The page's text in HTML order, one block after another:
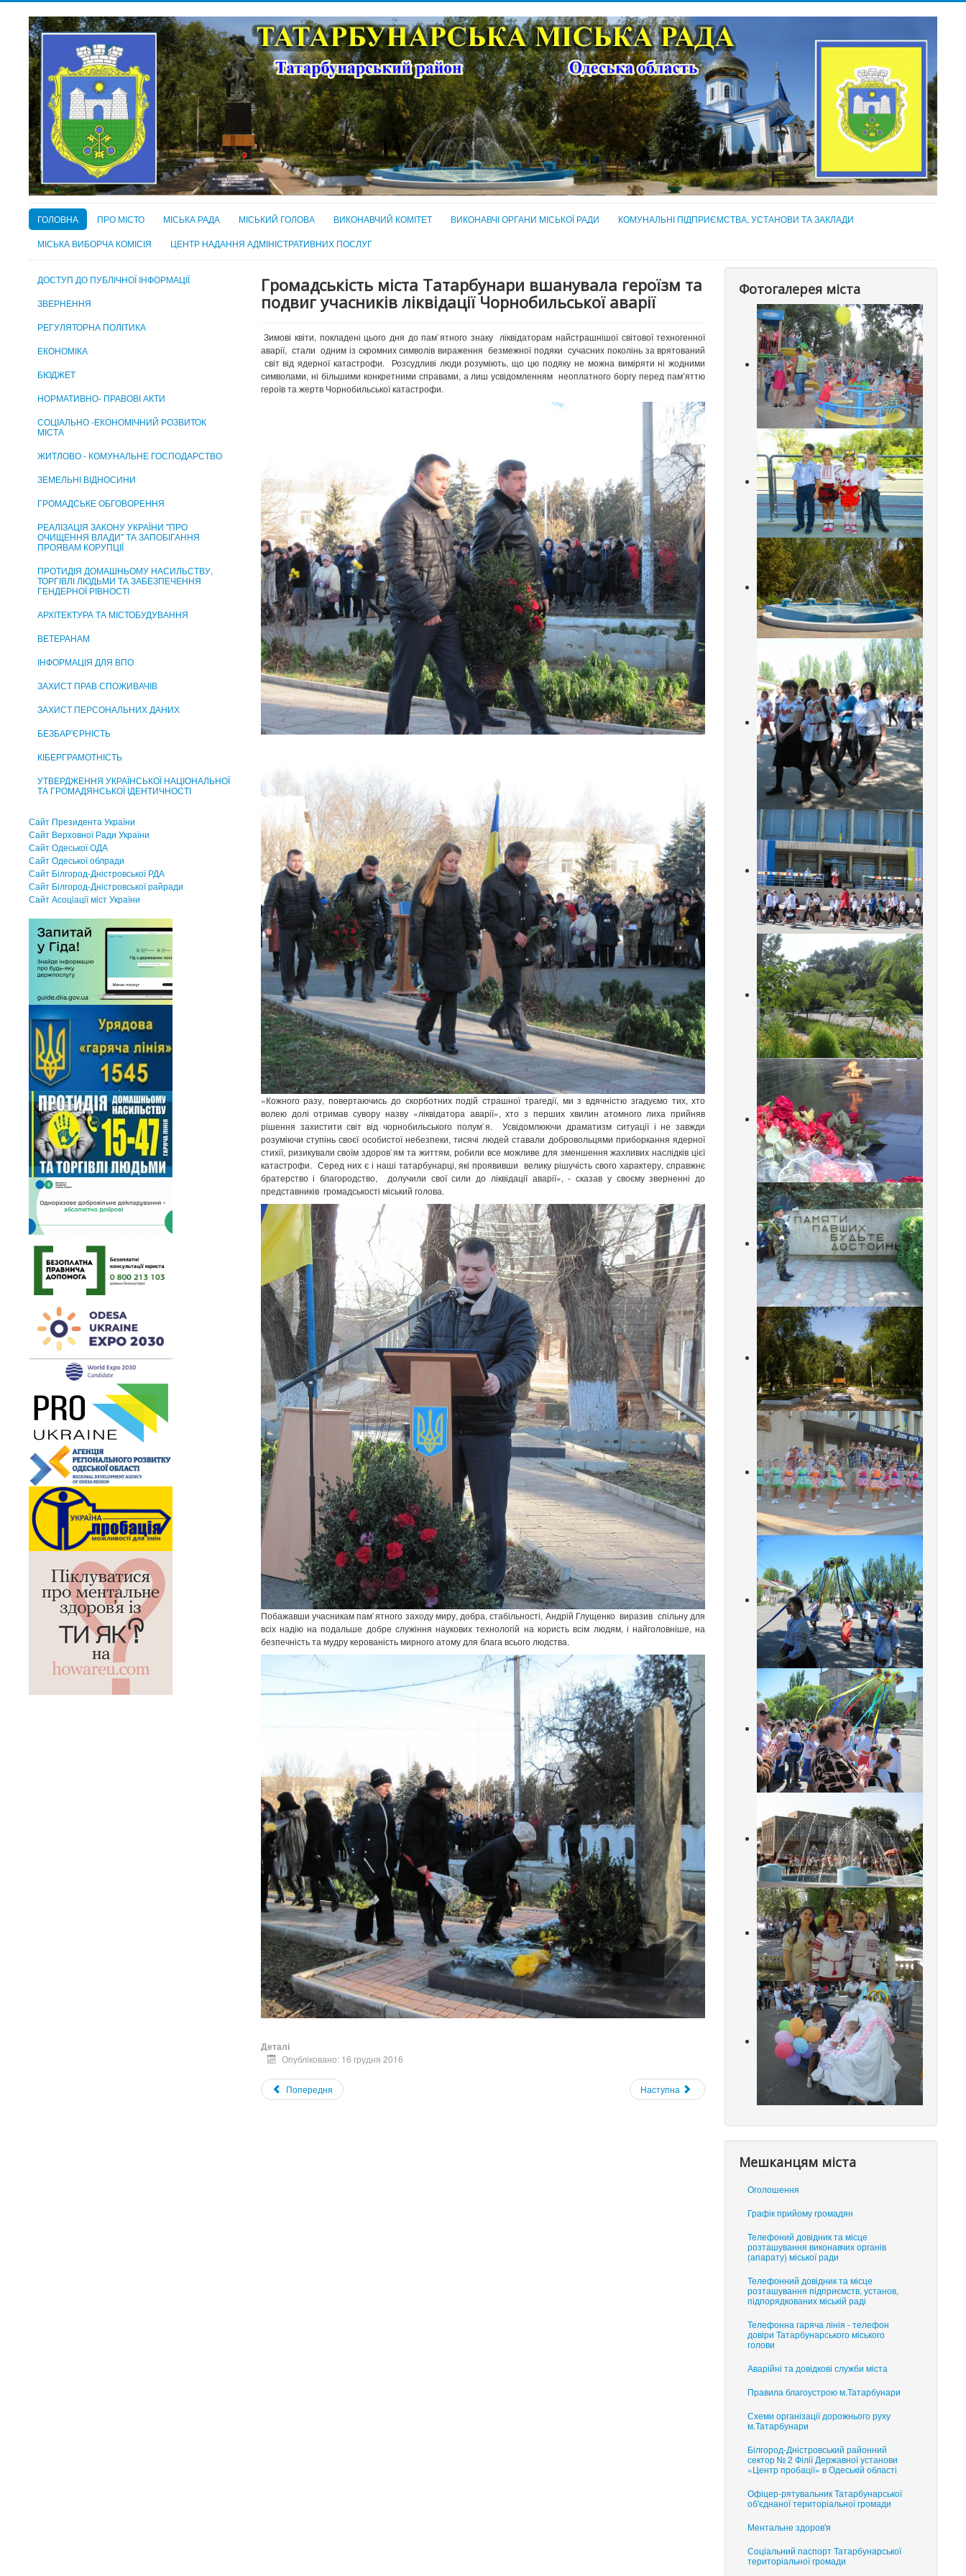
ГОЛОВНА ПРО МІСТО МІСЬКА РАДА МІСЬКИЙ ГОЛОВА ВИКОНАВЧИЙ КОМІТЕТ ВИКОНАВЧІ ОРГАНИ МІСЬКОЇ РАДИ
КОМУНАЛЬНІ ПІДПРИЄМСТВА, УСТАНОВИ ТА ЗАКЛАДИ
МІСЬКА ВИБОРЧА КОМІСІЯ
ЦЕНТР НАДАННЯ АДМІНІСТРАТИВНИХ ПОСЛУГ
ДОСТУП ДО ПУБЛІЧНОЇ ІНФОРМАЦІЇ
ЗВЕРНЕННЯ
РЕГУЛЯТОРНА ПОЛІТИКА
ЕКОНОМІКА
БЮДЖЕТ
НОРМАТИВНО- ПРАВОВІ АКТИ
СОЦІАЛЬНО -ЕКОНОМІЧНИЙ РОЗВИТОК
МІСТА
ЖИТЛОВО - КОМУНАЛЬНЕ ГОСПОДАРСТВО
ЗЕМЕЛЬНІ ВІДНОСИНИ
ГРОМАДСЬКЕ ОБГОВОРЕННЯ
РЕАЛІЗАЦІЯ ЗАКОНУ УКРАЇНИ "ПРО
ОЧИЩЕННЯ ВЛАДИ" ТА ЗАПОБІГАННЯ
ПРОЯВАМ КОРУПЦІЇ
ПРОТИДІЯ ДОМАШНЬОМУ НАСИЛЬСТВУ,
ТОРГІВЛІ ЛЮДЬМИ ТА ЗАБЕЗПЕЧЕННЯ
ГЕНДЕРНОЇ РІВНОСТІ
АРХІТЕКТУРА ТА МІСТОБУДУВАННЯ
ВЕТЕРАНАМ
ІНФОРМАЦІЯ ДЛЯ ВПО
ЗАХИСТ ПРАВ СПОЖИВАЧІВ
ЗАХИСТ ПЕРСОНАЛЬНИХ ДАНИХ
БЕЗБАР'ЄРНІСТЬ
КІБЕРГРАМОТНІСТЬ
УТВЕРДЖЕННЯ УКРАЇНСЬКОЇ НАЦІОНАЛЬНОЇ
ТА ГРОМАДЯНСЬКОЇ ІДЕНТИЧНОСТІ
Сайт Президента України
Сайт Верховної Ради України
Сайт Одеської ОДА
Сайт Одеської облради
Сайт Білгород-Дністровської РДА
Сайт Білгород-Дністровської райради
Сайт Асоцiацiї мiст України
Громадськість міста Татарбунари вшанувала героїзм та
подвиг учасників ліквідації Чорнобильської аварії
Зимові квіти, покладені цього дня до пам`ятного знаку ліквідаторам найстрашнішої світової техногенної
аварії, стали одним із скромних символів вираження безмежної подяки сучасних поколінь за врятований
світ від ядерної катастрофи. Розсудливі люди розуміють, що цю подяку не можна виміряти ні жодними
символами, ні більшими конкретними справами, а лиш усвідомленням неоплатного боргу перед пам’яттю
героїв та жертв Чорнобильської катастрофи.
«Кожного разу, повертаючись до скорботних подій страшної трагедії, ми з вдячністю згадуємо тих, хто
волею долі отримав сувору назву «ліквідатора аварії», хто з перших хвилин атомного лиха прийняв
рішення захистити світ від чорнобильського полум`я. Усвідомлюючи драматизм ситуації і не завжди
розуміючи ступінь своєї особистої небезпеки, тисячі людей ставали добровольцями приборкання ядерної
стихії, ризикували своїм здоров`ям та життям, робили все можливе для зменшення жахливих наслідків цієї
катастрофи. Серед них є і наші татарбунарці, які проявивши велику рішучість свого характеру, справжнє
братерство і благородство, долучили свої сили до ліквідації аварії», - сказав у своєму зверненні до
представників громадськості міський голова.
Побажавши учасникам пам`ятного заходу миру, добра, стабільності, Андрій Глущенко виразив спільну для
всіх надію на подальше добре служіння наукових технологій на користь всім людям, і найголовніше, на
безпечність та мудру керованість мирного атому для блага всього людства.
Деталі
Опубліковано: 16 грудня 2016
Попередня Наступна
Фотогалерея міста
Мешканцям міста
Оголошення
Графік прийому громадян
Телефоний довідник та місце
розташування виконавчих органів
(апарату) міської ради
Телефонний довідник та місце
розташування підприємств, установ,
підпорядкованих міській раді
Телефонна гаряча лінія - телефон
довіри Татарбунарського міського
голови
Аварійні та довідкові служби міста
Правила благоустрою м.Татарбунари
Схеми організації дорожнього руху
м.Татарбунари
Білгород-Дністровський районний
сектор № 2 Філії Державної установи
«Центр пробації» в Одеській області
Офіцер-рятувальник Татарбунарської
об'єднаної територіальної громади
Ментальне здоров'я
Соціальний паспорт Татарбунарської
територіальної громади